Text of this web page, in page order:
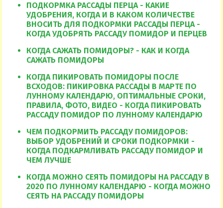
ПОДКОРМКА РАССАДЫ ПЕРЦА - КАКИЕ
УДОБРЕНИЯ, КОГДА И В КАКОМ КОЛИЧЕСТВЕ
ВНОСИТЬ ДЛЯ ПОДКОРМКИ РАССАДЫ ПЕРЦА -
КОГДА УДОБРЯТЬ РАССАДУ ПОМИДОР И ПЕРЦЕВ
КОГДА САЖАТЬ ПОМИДОРЫ? - КАК И КОГДА
САЖАТЬ ПОМИДОРЫ
КОГДА ПИКИРОВАТЬ ПОМИДОРЫ ПОСЛЕ
ВСХОДОВ: ПИКИРОВКА РАССАДЫ В МАРТЕ ПО
ЛУННОМУ КАЛЕНДАРЮ, ОПТИМАЛЬНЫЕ СРОКИ,
ПРАВИЛА, ФОТО, ВИДЕО - КОГДА ПИКИРОВАТЬ
РАССАДУ ПОМИДОР ПО ЛУННОМУ КАЛЕНДАРЮ
ЧЕМ ПОДКОРМИТЬ РАССАДУ ПОМИДОРОВ:
ВЫБОР УДОБРЕНИЙ И СРОКИ ПОДКОРМКИ -
КОГДА ПОДКАРМЛИВАТЬ РАССАДУ ПОМИДОР И
ЧЕМ ЛУЧШЕ
КОГДА МОЖНО СЕЯТЬ ПОМИДОРЫ НА РАССАДУ В
2020 ПО ЛУННОМУ КАЛЕНДАРЮ - КОГДА МОЖНО
СЕЯТЬ НА РАССАДУ ПОМИДОРЫ